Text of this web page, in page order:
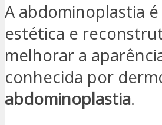
A abdominoplastia
estética e
melhorar a
conhecida por
abdominoplastia.